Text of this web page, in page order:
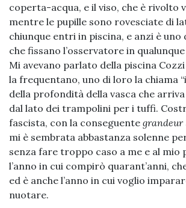
coperta-acqua, e il viso, che è rivolto
mentre le pupille sono rovesciate di
chiunque entri in piscina, e anzi è uno
che fissano l’osservatore in
Mi avevano parlato della piscina
la frequentano, uno di loro la chiama
della profondità della vasca che
dal lato dei trampolini per i tuffi.
fascista, con la conseguente grandeur
mi è sembrata abbastanza solenne
senza fare troppo caso a me e al
l’anno in cui compirò quarant’anni,
ed è anche l’anno in cui voglio
nuotare.